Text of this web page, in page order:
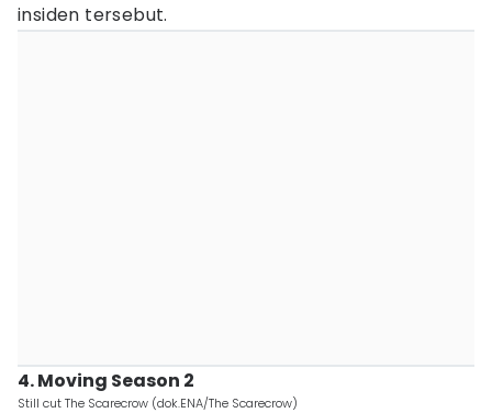
insiden tersebut.
4. Moving Season 2
Still cut The Scarecrow (dok.ENA/The Scarecrow)